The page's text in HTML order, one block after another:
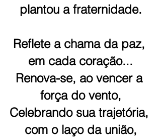
plantou a fraternidade.
Reflete a chama da paz,
em cada coração...
Renova-se, ao vencer a
força do vento,
Celebrando sua trajetória,
com o laço da união,